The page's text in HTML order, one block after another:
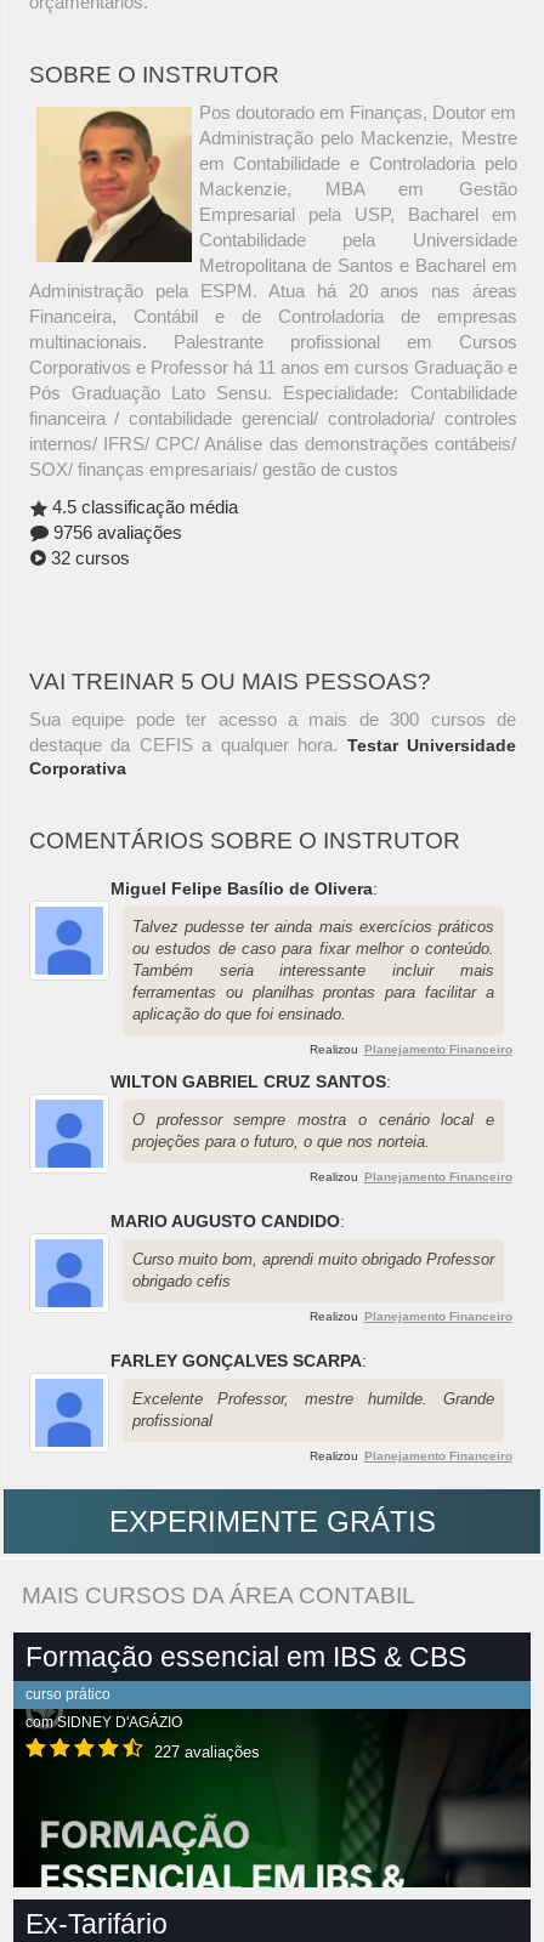
SOBRE O INSTRUTOR
Pos doutorado em Finanças, Doutor em
Administração pelo Mackenzie, Mestre
em Contabilidade e Controladoria pelo
Mackenzie, MBA em Gestão
Empresarial pela USP, Bacharel em
Contabilidade pela Universidade
Metropolitana de Santos e Bacharel em
Administração pela ESPM. Atua há 20 anos nas áreas
Financeira, Contábil e de Controladoria de empresas
multinacionais. Palestrante profissional em Cursos
Corporativos e Professor há 11 anos em cursos Graduação e
Pós Graduação Lato Sensu. Especialidade: Contabilidade
financeira / contabilidade gerencial/ controladoria/ controles
internos/ IFRS/ CPC/ Análise das demonstrações contábeis/
SOX/ finanças empresariais/ gestão de custos
4.5 classificação média
9756 avaliações
32 cursos
VAI TREINAR 5 OU MAIS PESSOAS?
Sua equipe pode ter acesso a mais de 300 cursos de
destaque da CEFIS a qualquer hora. Testar Universidade
Corporativa
COMENTÁRIOS SOBRE O INSTRUTOR
Miguel Felipe Basílio de Olivera:
Talvez pudesse ter ainda mais exercícios práticos
ou estudos de caso para fixar melhor o conteúdo.
Também seria interessante incluir mais
ferramentas ou planilhas prontas para facilitar a
aplicação do que foi ensinado.
Realizou Planejamento Financeiro
WILTON GABRIEL CRUZ SANTOS:
O professor sempre mostra o cenário local e
projeções para o futuro, o que nos norteia.
Realizou Planejamento Financeiro
MARIO AUGUSTO CANDIDO:
Curso muito bom, aprendi muito obrigado Professor
obrigado cefis
Realizou Planejamento Financeiro
FARLEY GONÇALVES SCARPA:
Excelente Professor, mestre humilde. Grande
profissional
Realizou Planejamento Financeiro
EXPERIMENTE GRÁTIS
MAIS CURSOS DA ÁREA CONTABIL
Formação essencial em IBS & CBS
curso prático
comSIDNEY D'AGÁZIO
227 avaliações
Ex-Tarifário